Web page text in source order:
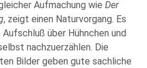
Aufmachung wie Der
, zeigt einen Naturvorgang. Es
über Hühnchen und
nachzuerzählen. Die
Bilder geben gute sachliche